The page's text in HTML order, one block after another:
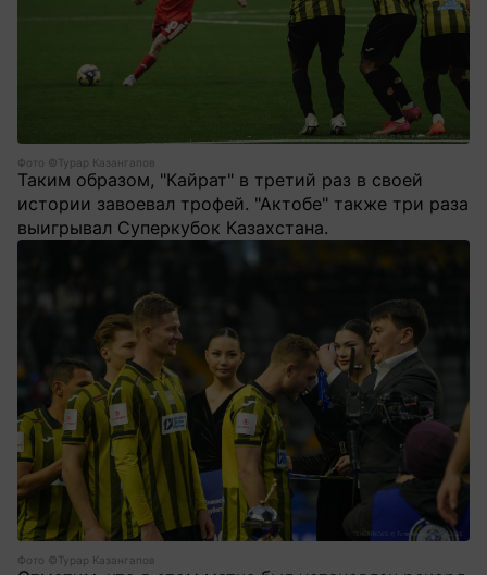
Фото ©Турар Казангапов
Таким образом, "Кайрат" в третий раз в своей
истории завоевал трофей. "Актобе" также три раза
выигрывал Суперкубок Казахстана.
Фото ©Турар Казангапов